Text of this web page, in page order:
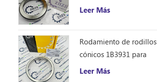
engranajes del
de la motoniveladora
Leer Más
Rodamiento de rodillos
cónicos 1B3931 para
motoniveladora
Leer Más